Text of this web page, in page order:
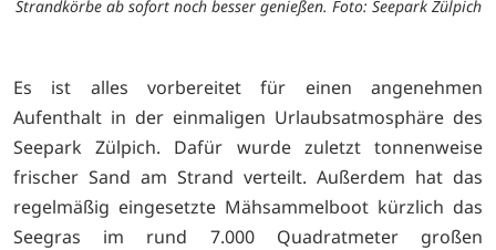
Strandkörbe ab sofort noch besser genießen. Foto: Seepark Zülpich
Es ist alles vorbereitet für einen angenehmen
Aufenthalt in der einmaligen Urlaubsatmosphäre des
Seepark Zülpich. Dafür wurde zuletzt tonnenweise
frischer Sand am Strand verteilt. Außerdem hat das
regelmäßig eingesetzte Mähsammelboot kürzlich das
Seegras im rund 7.000 Quadratmeter großen